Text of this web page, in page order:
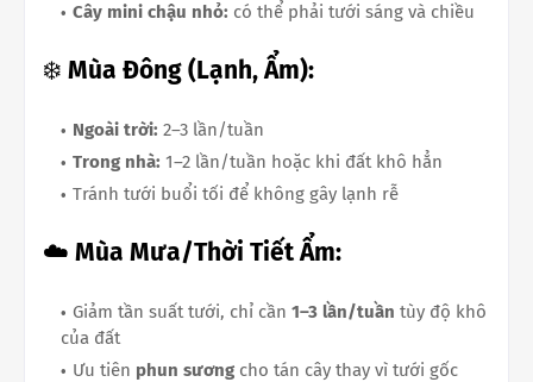
Cây mini chậu nhỏ: có thể phải tưới sáng và chiều
❄️ Mùa Đông (Lạnh, Ẩm):
Ngoài trời: 2–3 lần/tuần
Trong nhà: 1–2 lần/tuần hoặc khi đất khô hẳn
Tránh tưới buổi tối để không gây lạnh rễ
☁️ Mùa Mưa/Thời Tiết Ẩm:
Giảm tần suất tưới, chỉ cần 1–3 lần/tuần tùy độ khô
của đất
Ưu tiên phun sương cho tán cây thay vì tưới gốc